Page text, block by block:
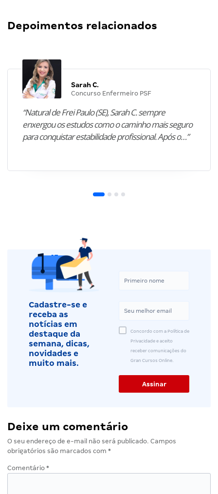
Depoimentos relacionados
Sarah C.
Concurso Enfermeiro PSF
“Natural de Frei Paulo (SE), Sarah C. sempre
enxergou os estudos como o caminho mais seguro
para conquistar estabilidade profissional. Após o…”
Cadastre-se e
receba as
notícias em
destaque da
semana, dicas,
novidades e
muito mais.
Concordo com a Política de
Privacidade e aceito
receber comunicações do
Gran Cursos Online.
Deixe um comentário
O seu endereço de e-mail não será publicado. Campos
obrigatórios são marcados com *
Comentário *